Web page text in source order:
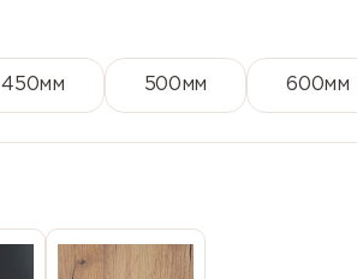
450мм 500мм 600мм